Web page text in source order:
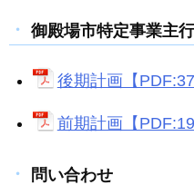
御殿場市特定事業主
後期計画【
前期計画【
問い合わせ